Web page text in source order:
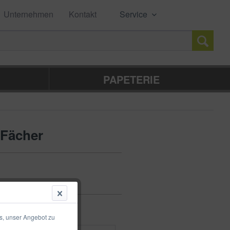
Unternehmen Kontakt Service
PAPETERIE
unser Angebot zu